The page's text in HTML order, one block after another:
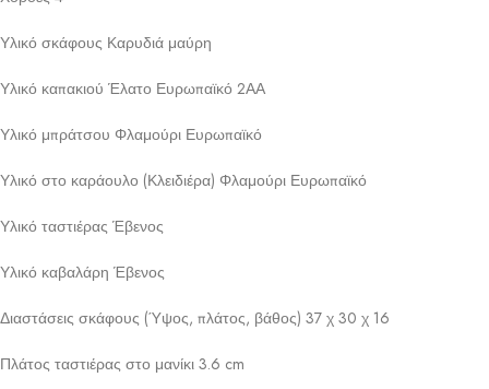
Υλικό σκάφους Καρυδιά μαύρη
Υλικό καπακιού Έλατο Ευρωπαϊκό 2ΑΑ
Υλικό μπράτσου Φλαμούρι Ευρωπαϊκό
Υλικό στο καράουλο (Κλειδιέρα) Φλαμούρι Ευρωπαϊκό
Υλικό ταστιέρας Έβενος
Υλικό καβαλάρη Έβενος
Διαστάσεις σκάφους (Ύψος, πλάτος, βάθος) 37 χ 30 χ 16
Πλάτος ταστιέρας στο μανίκι 3.6 cm